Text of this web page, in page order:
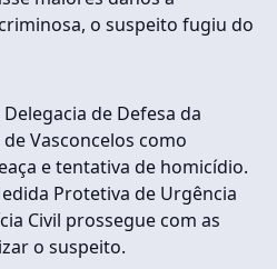
o suspeito fugiu do
de Defesa da
Vasconcelos como
e tentativa de homicídio.
Protetiva de Urgência
Civil prossegue com as
o suspeito.